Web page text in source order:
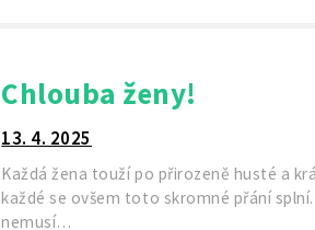
Chlouba ženy!
13. 4. 2025
Každá žena touží po přirozeně husté a
každé se ovšem toto skromné přání splní.
nemusí…